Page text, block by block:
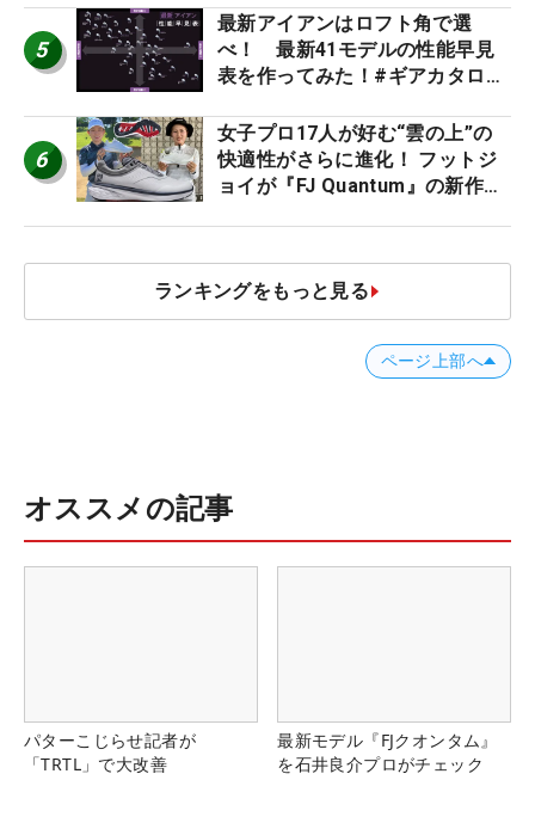
5
最新アイアンはロフト角で選
べ！ 最新41モデルの性能早見
表を作ってみた！#ギアカタログ
6
女子プロ17人が好む“雲の上”の
快適性がさらに進化！ フットジ
ョイが『FJ Quantum』の新作を
ランキングをもっと見る
ページ上部へ
オススメの記事
パターこじらせ記者が
「TRTL」で大改善
最新モデル『FJクオンタム』
を石井良介プロがチェック